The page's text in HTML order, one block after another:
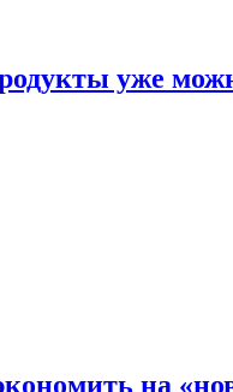
уже
на